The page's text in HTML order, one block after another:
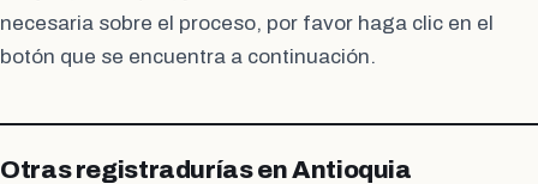
necesaria sobre el proceso, por favor haga clic en el
botón que se encuentra a continuación.
Otras registradurías en Antioquia